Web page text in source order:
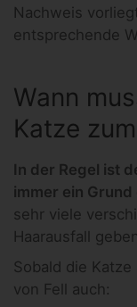
Nachweis
entsprechende
Wann
Katze
In der Regel ist
immer ein
sehr viele
Haarausfall
Sobald die
von Fell auch: